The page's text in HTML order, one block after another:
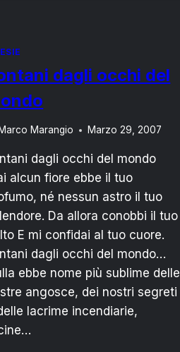
dagli occhi del
Marco Marangio Marzo 29, 2007
dagli occhi del mondo
alcun fiore ebbe il tuo
né nessun astro il tuo
Da allora conobbi il tuo
E mi confidai al tuo cuore.
dagli occhi del mondo…
ebbe nome più sublime delle
angosce, dei nostri segreti
lacrime incendiarie,